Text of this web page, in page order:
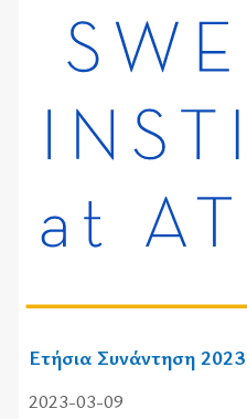
Ετήσια Συνάντηση 2023
2023-03-09